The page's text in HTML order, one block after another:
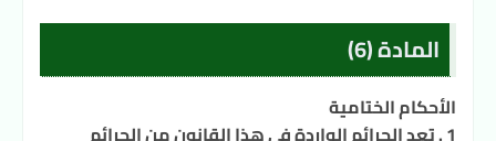
المادة (6)
الأحكام الختامية